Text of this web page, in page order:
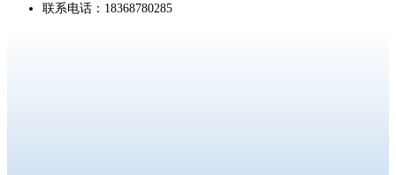
联系电话：18368780285